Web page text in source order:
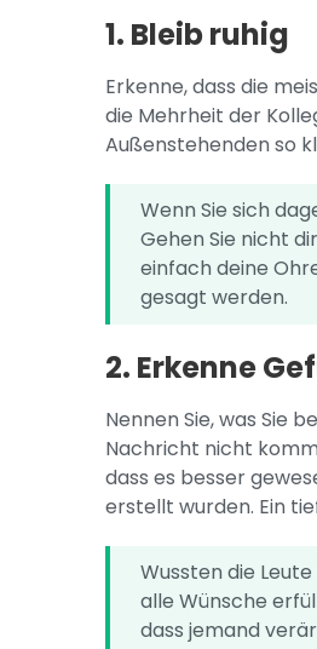
1. Bleib ruhig
Erkenne, dass die
die Mehrheit der
Außenstehenden so
Wenn Sie sich
Gehen Sie nicht
einfach deine
gesagt werden.
2. Erkenne
Nennen Sie, was Sie
Nachricht nicht
dass es besser
erstellt wurden. Ein
Wussten die
alle Wünsche
dass jemand